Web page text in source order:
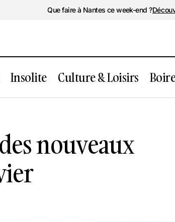
Que faire à Nantes ce week-end ?
Insolite Culture & Loisirs
nouveaux